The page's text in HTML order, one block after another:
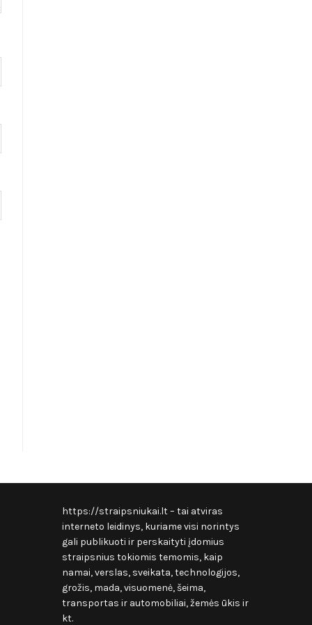
https://straipsniukai.lt– tai atviras
interneto leidinys, kuriame visi norintys
gali publikuoti ir perskaityti įdomius
straipsnius tokiomis temomis, kaip
namai, verslas, sveikata, technologijos,
grožis, mada, visuomenė, šeima,
transportas ir automobiliai, žemės ūkis ir
kt.